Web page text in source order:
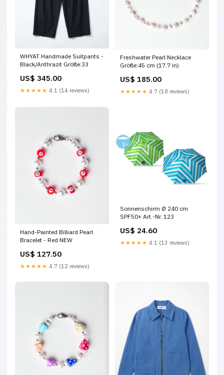
WHYAT Handmade Suitpants -
Black/Anthrazit Größe:33
US$ 345.00
★★★★★ 4.1 (14 reviews)
Freshwater Pearl Necklace
Größe:45 cm (17.7 in)
US$ 185.00
★★★★★ 4.7 (18 reviews)
Hand-Painted Billiard Pearl
Bracelet - Red NEW
US$ 127.50
★★★★★ 4.7 (12 reviews)
Sonnenschirm Ø 240 cm
SPF50+ Art.-Nr. 123
US$ 24.60
★★★★★ 4.1 (13 reviews)